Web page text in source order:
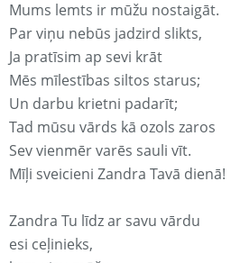
Mums lemts ir mūžu nostaigāt.
Par viņu nebūs jadzird slikts,
Ja pratīsim ap sevi krāt
Mēs mīlestības siltos starus;
Un darbu krietni padarīt;
Tad mūsu vārds kā ozols zaros
Sev vienmēr varēs sauli vīt.
Mīļi sveicieni Zandra Tavā dienā!
Zandra Tu līdz ar savu vārdu
esi ceļinieks,